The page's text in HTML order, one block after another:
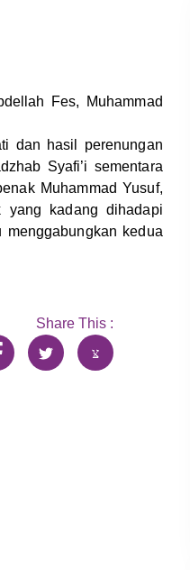
Fes, Muhammad
dan hasil perenungan
Syafi’i sementara
Muhammad Yusuf,
yang kadang dihadapi
kedua
Share This :